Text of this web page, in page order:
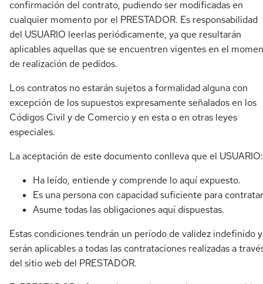
confirmación del contrato, pudiendo ser modificadas en
cualquier momento por el PRESTADOR. Es responsabilidad
del USUARIO leerlas periódicamente, ya que resultarán
aplicables aquellas que se encuentren vigentes en el
de realización de pedidos.
Los contratos no estarán sujetos a formalidad alguna con
excepción de los supuestos expresamente señalados en los
Códigos Civil y de Comercio y en esta o en otras leyes
especiales.
La aceptación de este documento conlleva que el USUARIO:
Ha leído, entiende y comprende lo aquí expuesto.
Es una persona con capacidad suficiente para
Asume todas las obligaciones aquí dispuestas.
Estas condiciones tendrán un período de validez indefinido y
serán aplicables a todas las contrataciones realizadas a
del sitio web del PRESTADOR.